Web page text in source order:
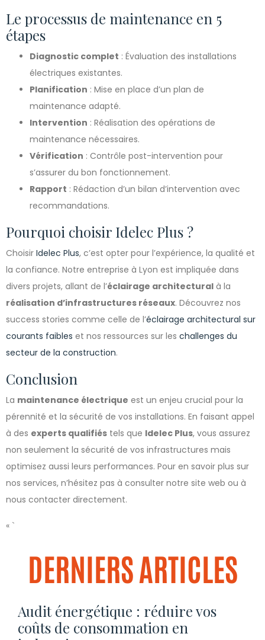
Le processus de maintenance en 5
étapes
Diagnostic complet : Évaluation des installations
électriques existantes.
Planification : Mise en place d’un plan de
maintenance adapté.
Intervention : Réalisation des opérations de
maintenance nécessaires.
Vérification : Contrôle post-intervention pour
s’assurer du bon fonctionnement.
Rapport : Rédaction d’un bilan d’intervention avec
recommandations.
Pourquoi choisir Idelec Plus ?
Choisir Idelec Plus, c’est opter pour l’expérience, la qualité et
la confiance. Notre entreprise à Lyon est impliquée dans
divers projets, allant de l’éclairage architectural à la
réalisation d’infrastructures réseaux. Découvrez nos
success stories comme celle de l’éclairage architectural sur
courants faibles et nos ressources sur les challenges du
secteur de la construction.
Conclusion
La maintenance électrique est un enjeu crucial pour la
pérennité et la sécurité de vos installations. En faisant appel
à des experts qualifiés tels que Idelec Plus, vous assurez
non seulement la sécurité de vos infrastructures mais
optimisez aussi leurs performances. Pour en savoir plus sur
nos services, n’hésitez pas à consulter notre site web ou à
nous contacter directement.
« `
DERNIERS ARTICLES
Audit énergétique : réduire vos
coûts de consommation en